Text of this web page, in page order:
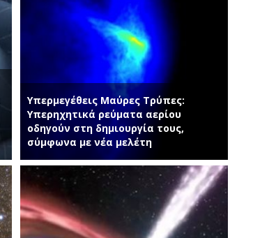
Υπερμεγέθεις Μαύρες Τρύπες:
Υπερηχητικά ρεύματα αερίου
οδηγούν στη δημιουργία τους,
σύμφωνα με νέα μελέτη